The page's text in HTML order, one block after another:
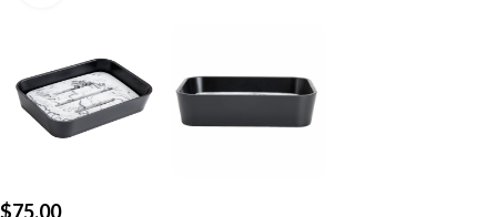
$75.00